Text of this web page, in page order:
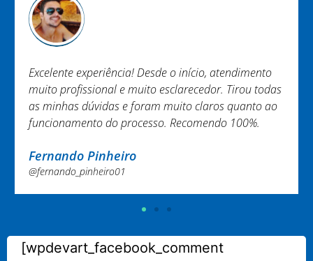
Excelente experiência! Desde o início, atendimento
muito profissional e muito esclarecedor. Tirou todas
as minhas dúvidas e foram muito claros quanto ao
funcionamento do processo. Recomendo 100%.
Fernando Pinheiro
@fernando_pinheiro01
[wpdevart_facebook_comment